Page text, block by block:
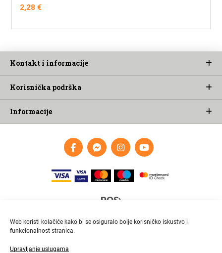
Web koristi kolačiće kako bi se osiguralo bolje korisničko iskustvo i
funkcionalnost stranica.
Upravljanje uslugama
2,28€
Kontakt i informacije
Korisnička podrška
Informacije